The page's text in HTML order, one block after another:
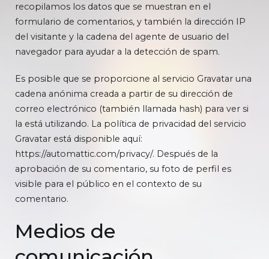
recopilamos los datos que se muestran en el
formulario de comentarios, y también la dirección IP
del visitante y la cadena del agente de usuario del
navegador para ayudar a la detección de spam.
Es posible que se proporcione al servicio Gravatar una
cadena anónima creada a partir de su dirección de
correo electrónico (también llamada hash) para ver si
la está utilizando. La política de privacidad del servicio
Gravatar está disponible aquí:
https://automattic.com/privacy/. Después de la
aprobación de su comentario, su foto de perfil es
visible para el público en el contexto de su
comentario.
Medios de